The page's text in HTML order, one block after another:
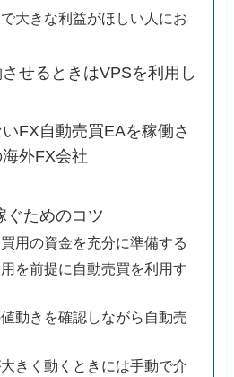
大きな利益がほしい人にお
せるときはVPSを利用し
FX自動売買EAを稼働さ
外FX会社
ぐためのコツ
用の資金を充分に準備する
を前提に自動売買を利用す
動きを確認しながら自動売
きく動くときには手動で介